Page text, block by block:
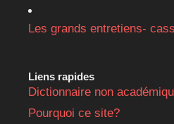
Les grands entretiens-
Liens rapides
Dictionnaire non
Pourquoi ce site?